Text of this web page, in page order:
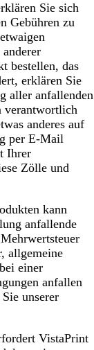
Sie sich
Gebühren zu
bestellen, das
erklären Sie
aller anfallenden
verantwortlich
anderes auf
per E-Mail
Ihrer
Zölle und
kann
anfallende
allgemeine
einer
anfallen
unserer
VistaPrint